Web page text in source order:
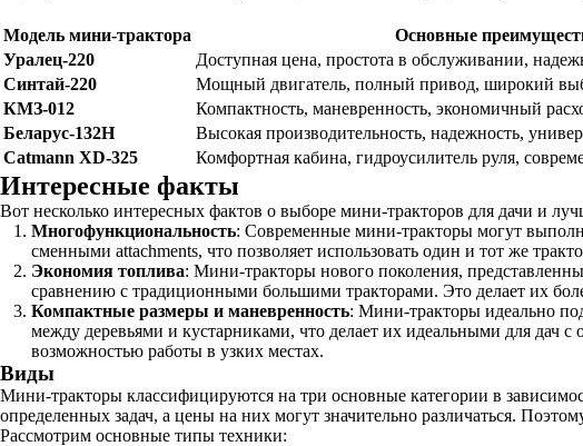
Модель мини-трактора Основные
Уралец-220
Доступная цена, простота в обслуживании,
Синтай-220
Мощный двигатель, полный привод, широкий
КМЗ-012
Компактность, маневренность, экономичный
Беларус-132Н
Высокая производительность, надежность,
Catmann XD-325
Комфортная кабина, гидроусилитель руля,
Интересные факты
Вот несколько интересных фактов о выборе мини-тракторов для дачи и
Многофункциональность: Современные мини-тракторы могут
сменными attachments, что позволяет использовать один и тот же
Экономия топлива: Мини-тракторы нового поколения,
сравнению с традиционными большими тракторами. Это делает их
Компактные размеры и маневренность: Мини-тракторы идеально
между деревьями и кустарниками, что делает их идеальными для дач
возможностью работы в узких местах.
Виды
Мини-тракторы классифицируются на три основные категории в
определенных задач, а цены на них могут значительно различаться.
Рассмотрим основные типы техники: